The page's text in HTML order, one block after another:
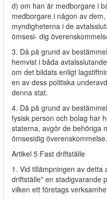
d) om han är medborgare i
medborgare i någon av
myndigheterna i de
ömsesi- dig
3. Då på grund av
hemvist i båda
om det bildats enligt
en av dess politiska
denna stat.
4. Då på grund av
fysisk person och bolag har
staterna, avgör de behöriga
ömsesidig överenskommelse.
Artikel 5 Fast driftställe
1. Vid tillämpningen av detta
driftställe" en stadigvarande
vilken ett företags